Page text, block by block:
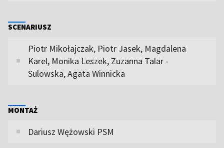
SCENARIUSZ
Piotr Mikołajczak, Piotr Jasek, Magdalena
Karel, Monika Leszek, Zuzanna Talar -
Sulowska, Agata Winnicka
MONTAŻ
Dariusz Wężowski PSM